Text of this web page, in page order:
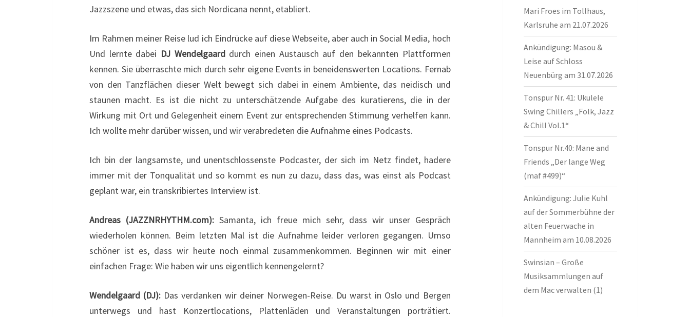
Jazzszene und etwas, das sich Nordicana nennt, etabliert.
Im Rahmen meiner Reise lud ich Eindrücke auf diese Webseite, aber auch in Social Media, hoch
Und lernte dabei DJ Wendelgaard durch einen Austausch auf den bekannten Plattformen
kennen. Sie überraschte mich durch sehr eigene Events in beneidenswerten Locations. Fernab
von den Tanzflächen dieser Welt bewegt sich dabei in einem Ambiente, das neidisch und
staunen macht. Es ist die nicht zu unterschätzende Aufgabe des kuratierens, die in der
Wirkung mit Ort und Gelegenheit einem Event zur entsprechenden Stimmung verhelfen kann.
Ich wollte mehr darüber wissen, und wir verabredeten die Aufnahme eines Podcasts.
Ich bin der langsamste, und unentschlossenste Podcaster, der sich im Netz findet, hadere
immer mit der Tonqualität und so kommt es nun zu dazu, dass das, was einst als Podcast
geplant war, ein transkribiertes Interview ist.
Andreas (JAZZNRHYTHM.com):Samanta, ich freue mich sehr, dass wir unser Gespräch
wiederholen können. Beim letzten Mal ist die Aufnahme leider verloren gegangen. Umso
schöner ist es, dass wir heute noch einmal zusammenkommen. Beginnen wir mit einer
einfachen Frage: Wie haben wir uns eigentlich kennengelernt?
Wendelgaard (DJ): Das verdanken wir deiner Norwegen-Reise. Du warst in Oslo und Bergen
unterwegs und hast Konzertlocations, Plattenläden und Veranstaltungen porträtiert.
Mari Froes im Tollhaus,
Karlsruhe am 21.07.2026
Ankündigung: Masou &
Leise auf Schloss
Neuenbürg am 31.07.2026
Tonspur Nr. 41: Ukulele
Swing Chillers „Folk, Jazz
& Chill Vol.1“
Tonspur Nr.40: Mane and
Friends „Der lange Weg
(maf #499)“
Ankündigung: Julie Kuhl
auf der Sommerbühne der
alten Feuerwache in
Mannheim am 10.08.2026
Swinsian – Große
Musiksammlungen auf
dem Mac verwalten (1)